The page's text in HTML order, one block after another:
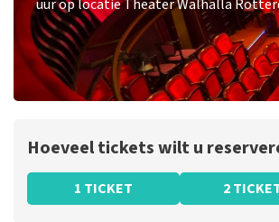
uur op locatie Theater Walhalla
Hoeveel tickets wilt u
1 TICKET 2